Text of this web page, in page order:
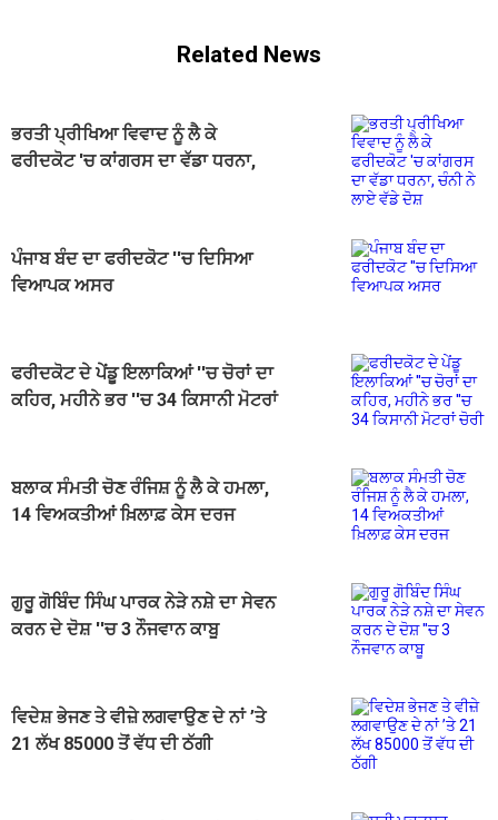
Related News
ਭਰਤੀ ਪ੍ਰੀਖਿਆ ਵਿਵਾਦ ਨੂੰ ਲੈ ਕੇ
ਫਰੀਦਕੋਟ 'ਚ ਕਾਂਗਰਸ ਦਾ ਵੱਡਾ ਧਰਨਾ,
ਪੰਜਾਬ ਬੰਦ ਦਾ ਫਰੀਦਕੋਟ ''ਚ ਦਿਸਿਆ
ਵਿਆਪਕ ਅਸਰ
ਫਰੀਦਕੋਟ ਦੇ ਪੇਂਡੂ ਇਲਾਕਿਆਂ ''ਚ ਚੋਰਾਂ ਦਾ
ਕਹਿਰ, ਮਹੀਨੇ ਭਰ ''ਚ 34 ਕਿਸਾਨੀ ਮੋਟਰਾਂ
ਬਲਾਕ ਸੰਮਤੀ ਚੋਣ ਰੰਜਿਸ਼ ਨੂੰ ਲੈ ਕੇ ਹਮਲਾ,
14 ਵਿਅਕਤੀਆਂ ਖ਼ਿਲਾਫ਼ ਕੇਸ ਦਰਜ
ਗੁਰੂ ਗੋਬਿੰਦ ਸਿੰਘ ਪਾਰਕ ਨੇੜੇ ਨਸ਼ੇ ਦਾ ਸੇਵਨ
ਕਰਨ ਦੇ ਦੋਸ਼ ''ਚ 3 ਨੌਜਵਾਨ ਕਾਬੂ
ਵਿਦੇਸ਼ ਭੇਜਣ ਤੇ ਵੀਜ਼ੇ ਲਗਵਾਉਣ ਦੇ ਨਾਂ ’ਤੇ
21 ਲੱਖ 85000 ਤੋਂ ਵੱਧ ਦੀ ਠੱਗੀ